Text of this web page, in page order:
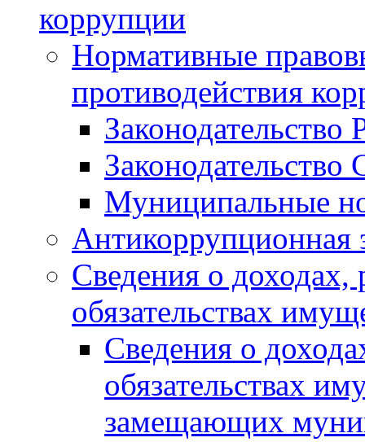
коррупции
Нормативные
противодействия
Законодательство
Муниципальные
Антикоррупционная
Сведения о доходах,
обязательствах
Сведения о
обязательствах
замещающих